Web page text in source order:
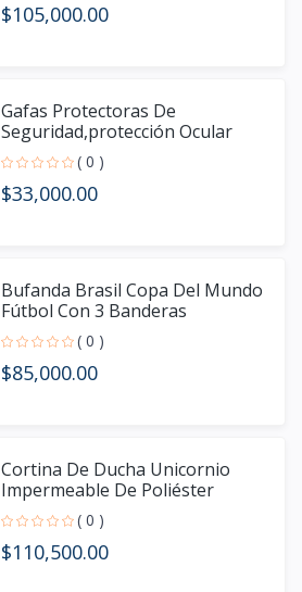
$105,000.00
Gafas Protectoras De
Seguridad,protección Ocular
Protección de grado industria
( 0 )
$33,000.00
Bufanda Brasil Copa Del Mundo
Fútbol Con 3 Banderas
( 0 )
$85,000.00
Cortina De Ducha Unicornio
Impermeable De Poliéster
Marca Homewish
( 0 )
$110,500.00